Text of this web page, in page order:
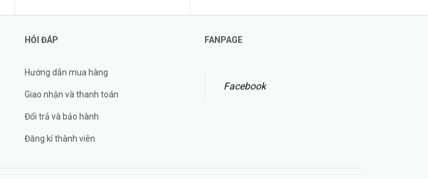
HỎI ĐÁP
Hướng dẫn mua hàng
Giao nhận và thanh toán
Đổi trả và bảo hành
Đăng kí thành viên
FANPAGE
Facebook